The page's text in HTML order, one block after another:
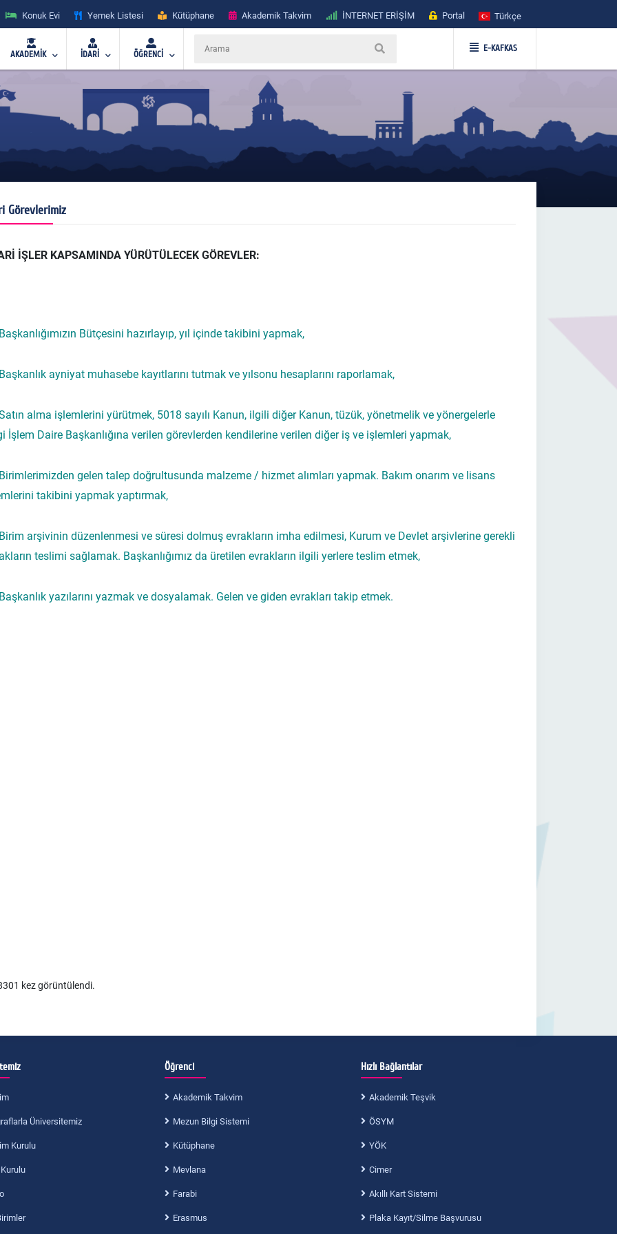
Konuk Evi Yemek Listesi Kütüphane Akademik Takvim İNTERNET ERİŞİM Portal Türkçe
AKADEMİK İDARİ ÖĞRENCİ
E-KAFKAS
Görevlerimiz
İŞLER KAPSAMINDA YÜRÜTÜLECEK GÖREVLER:
Bütçesini hazırlayıp, yıl içinde takibini yapmak,
ayniyat muhasebe kayıtlarını tutmak ve yılsonu hesaplarını raporlamak,
alma işlemlerini yürütmek, 5018 sayılı Kanun, ilgili diğer Kanun, tüzük, yönetmelik ve yönergelerle
İşlem Daire Başkanlığına verilen görevlerden kendilerine verilen diğer iş ve işlemleri yapmak,
gelen talep doğrultusunda malzeme / hizmet alımları yapmak. Bakım onarım ve lisans
takibini yapmak yaptırmak,
arşivinin düzenlenmesi ve süresi dolmuş evrakların imha edilmesi, Kurum ve Devlet arşivlerine gerekli
teslimi sağlamak. Başkanlığımız da üretilen evrakların ilgili yerlere teslim etmek,
yazılarını yazmak ve dosyalamak. Gelen ve giden evrakları takip etmek.
kez görüntülendi.
Üniversitemiz
Kurulu
Öğrenci
Akademik Takvim
Mezun Bilgi Sistemi
Kütüphane
Mevlana
Farabi
Erasmus
Hızlı Bağlantılar
Akademik Teşvik
ÖSYM
YÖK
Cimer
Akıllı Kart Sistemi
Plaka Kayıt/Silme Başvurusu